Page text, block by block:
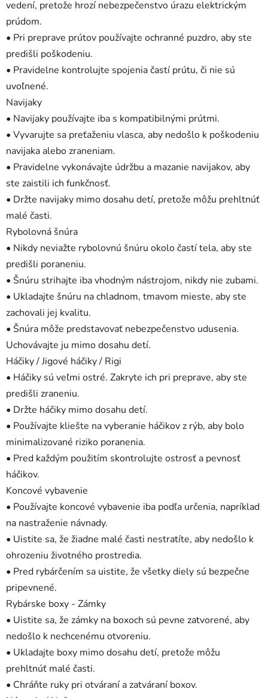
vedení, pretože hrozí nebezpečenstvo úrazu elektrickým
prúdom.
• Pri preprave prútov používajte ochranné puzdro, aby ste
predišli poškodeniu.
• Pravidelne kontrolujte spojenia častí prútu, či nie sú
uvoľnené.
Navijaky
• Navijaky používajte iba s kompatibilnými prútmi.
• Vyvarujte sa preťaženiu vlasca, aby nedošlo k poškodeniu
navijaka alebo zraneniam.
• Pravidelne vykonávajte údržbu a mazanie navijakov, aby
ste zaistili ich funkčnosť.
• Držte navijaky mimo dosahu detí, pretože môžu prehltnúť
malé časti.
Rybolovná šnúra
• Nikdy neviažte rybolovnú šnúru okolo častí tela, aby ste
predišli poraneniu.
• Šnúru strihajte iba vhodným nástrojom, nikdy nie zubami.
• Ukladajte šnúru na chladnom, tmavom mieste, aby ste
zachovali jej kvalitu.
• Šnúra môže predstavovať nebezpečenstvo udusenia.
Uchovávajte ju mimo dosahu detí.
Háčiky / Jigové háčiky / Rigi
• Háčiky sú veľmi ostré. Zakryte ich pri preprave, aby ste
predišli zraneniu.
• Držte háčiky mimo dosahu detí.
• Používajte kliešte na vyberanie háčikov z rýb, aby bolo
minimalizované riziko poranenia.
• Pred každým použitím skontrolujte ostrosť a pevnosť
háčikov.
Koncové vybavenie
• Používajte koncové vybavenie iba podľa určenia, napríklad
na nastraženie návnady.
• Uistite sa, že žiadne malé časti nestratíte, aby nedošlo k
ohrozeniu životného prostredia.
• Pred rybárčením sa uistite, že všetky diely sú bezpečne
pripevnené.
Rybárske boxy - Zámky
• Uistite sa, že zámky na boxoch sú pevne zatvorené, aby
nedošlo k nechcenému otvoreniu.
• Ukladajte boxy mimo dosahu detí, pretože môžu
prehltnúť malé časti.
• Chráňte ruky pri otváraní a zatváraní boxov.